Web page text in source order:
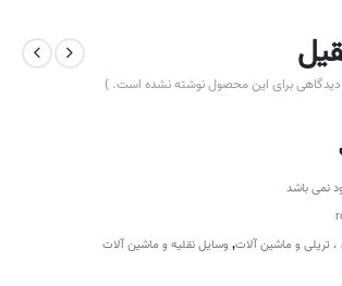
برای این محصول نوشته نشده است. )
نمی باشد
، تریلی و ماشین آلات,وسایل نقلیه و ماشین آلات